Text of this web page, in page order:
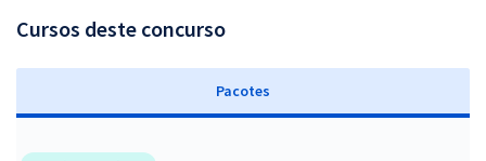
Cursos deste concurso
Pacotes